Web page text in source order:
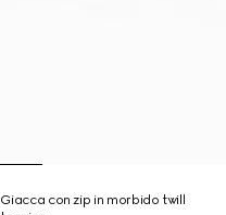
Giacca con zip in morbido twill